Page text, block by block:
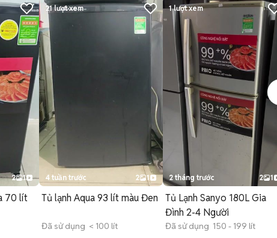
2 1
70 lít
21lượt xem
4 tuần trước 2 1
Tủ lạnh Aqua 93 lít màu Đen
Đã sử dụng < 100 lít
1lượt xem
2 tháng trước 2 1
Tủ Lạnh Sanyo 180L Gia
Đình 2-4 Người
Đã sử dụng 150 - 199 lít